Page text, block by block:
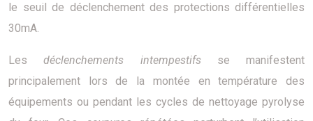
le seuil de déclenchement des protections différentielles
30mA.
Lesdéclenchements intempestifs se manifestent
principalement lors de la montée en température des
équipements ou pendant les cycles de nettoyage pyrolyse